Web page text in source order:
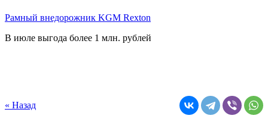
Рамный внедорожник KGM Rexton
В июле выгода более 1 млн. рублей
« Назад